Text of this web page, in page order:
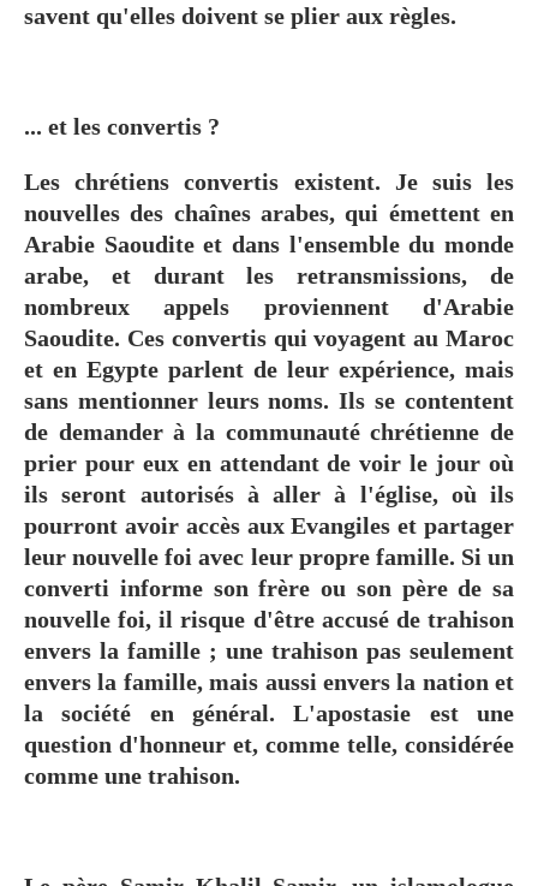
savent qu'elles doivent se plier aux règles.
... et les convertis ?
Les chrétiens convertis existent. Je suis les
nouvelles des chaînes arabes, qui émettent en
Arabie Saoudite et dans l'ensemble du monde
arabe, et durant les retransmissions, de
nombreux appels proviennent d'Arabie
Saoudite. Ces convertis qui voyagent au Maroc
et en Egypte parlent de leur expérience, mais
sans mentionner leurs noms. Ils se contentent
de demander à la communauté chrétienne de
prier pour eux en attendant de voir le jour où
ils seront autorisés à aller à l'église, où ils
pourront avoir accès aux Evangiles et partager
leur nouvelle foi avec leur propre famille. Si un
converti informe son frère ou son père de sa
nouvelle foi, il risque d'être accusé de trahison
envers la famille ; une trahison pas seulement
envers la famille, mais aussi envers la nation et
la société en général. L'apostasie est une
question d'honneur et, comme telle, considérée
comme une trahison.